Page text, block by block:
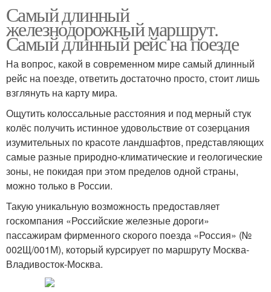
Самый длинный
железнодорожный маршрут.
Самый длинный рейс на поезде
На вопрос, какой в современном мире самый длинный
рейс на поезде, ответить достаточно просто, стоит лишь
взглянуть на карту мира.
Ощутить колоссальные расстояния и под мерный стук
колёс получить истинное удовольствие от созерцания
изумительных по красоте ландшафтов, представляющих
самые разные природно-климатические и геологические
зоны, не покидая при этом пределов одной страны,
можно только в России.
Такую уникальную возможность предоставляет
госкомпания «Российские железные дороги»
пассажирам фирменного скорого поезда «Россия» (№
002Щ/001М), который курсирует по маршруту Москва-
Владивосток-Москва.